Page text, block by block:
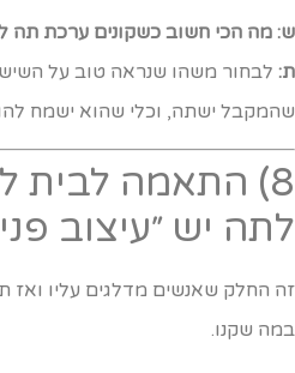
מה הכי חשוב כשקונים ערכת תה
לבחור משהו שנראה טוב על השיש,
ישתה, וכלי שהוא ישמח
8) התאמה לבית
יש ״עיצוב
החלק שאנשים מדלגים עליו
שקנו.